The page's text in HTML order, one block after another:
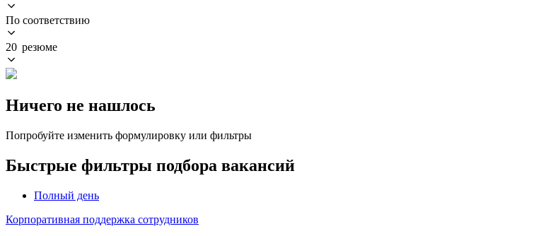
По соответствию
20 резюме
Ничего не нашлось
Попробуйте изменить формулировку или фильтры
Быстрые фильтры подбора вакансий
Полный день
Корпоративная поддержка сотрудников